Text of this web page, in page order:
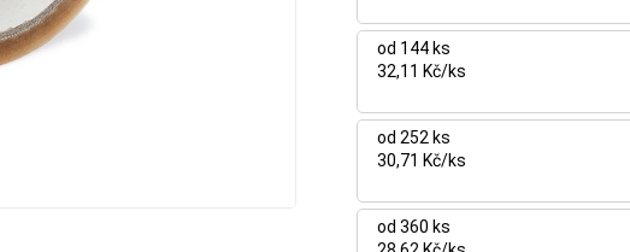
od 144 ks
32,11 Kč/ks
od 252 ks
30,71 Kč/ks
od 360 ks